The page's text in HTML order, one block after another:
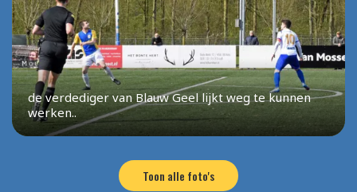
de verdediger van Blauw Geel lijkt weg te kunnen
werken..
Toon alle foto's